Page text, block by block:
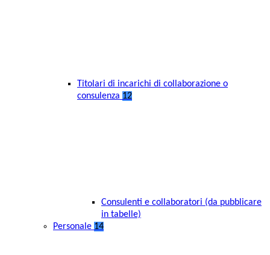
Titolari di incarichi di collaborazione o
consulenza 12
Consulenti e collaboratori (da pubblicare
in tabelle)
Personale 14